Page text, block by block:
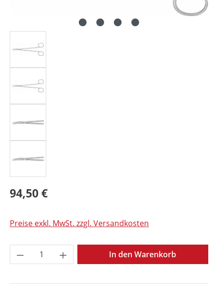
94,50 €
Preise exkl. MwSt. zzgl. Versandkosten
Produkt Anzahl: Gib den gewünschten
In den Warenkorb